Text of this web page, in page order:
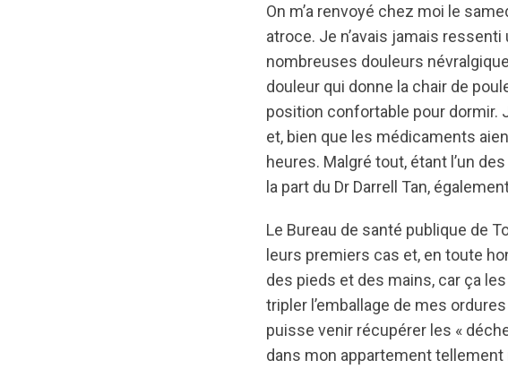
On m’a renvoyé chez moi le
atroce. Je n’avais jamais
nombreuses douleurs
douleur qui donne la chair de
position confortable pour dormir.
et, bien que les médicaments
heures. Malgré tout, étant l’un
la part du Dr Darrell Tan,
Le Bureau de santé publique de
leurs premiers cas et, en toute
des pieds et des mains, car ça
tripler l’emballage de mes
puisse venir récupérer les «
dans mon appartement